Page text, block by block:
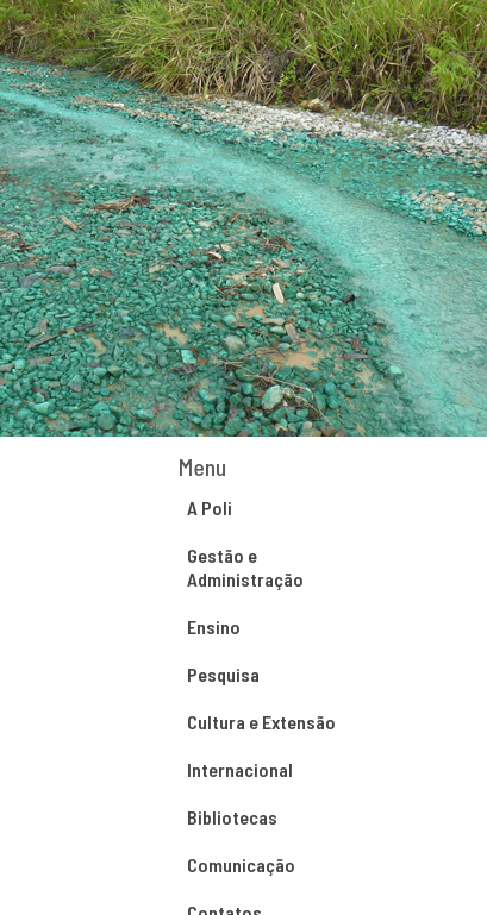
Menu
A Poli
Gestão e
Administração
Ensino
Pesquisa
Cultura e Extensão
Internacional
Bibliotecas
Comunicação